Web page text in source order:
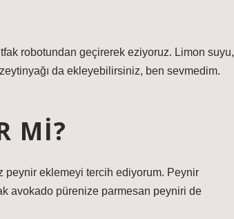
robotundan geçirerek eziyoruz. Limon suyu,
da ekleyebilirsiniz, ben sevmedim.
MI?
peynir eklemeyi tercih ediyorum. Peynir
avokado pürenize parmesan peyniri de